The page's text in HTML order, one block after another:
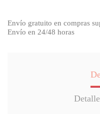
Envío gratuito en compras
Envío en 24/48 horas